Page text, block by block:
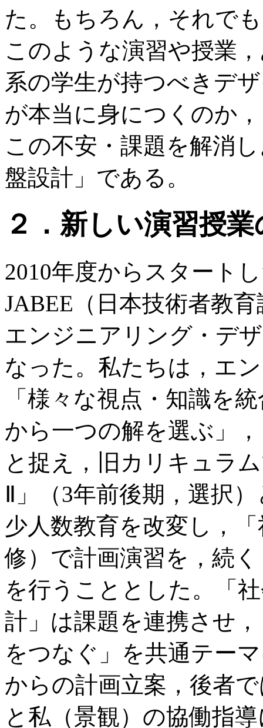
た。もちろん，それで
このような演習や授業
系の学生が持つべきデ
が本当に身につくのか
この不安・課題を解消
盤設計」である。
２．新しい演習授
2010年度からスタート
JABEE（日本技術者教
エンジニアリング・デ
なった。私たちは，エ
「様々な視点・知識を
から一つの解を選ぶ」
と捉え，旧カリキュラ
Ⅱ」（3年前後期，選択
少人数教育を改変し，
修）で計画演習を，続
を行うこととした。「
計」は課題を連携させ
をつなぐ」を共通テー
からの計画立案，後者
と私（景観）の協働指